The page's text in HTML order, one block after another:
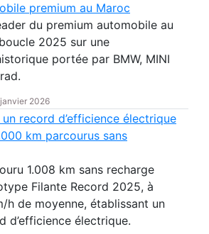
premium au Maroc
du premium automobile au
2025 sur une
portée par BMW, MINI
2026
record d’efficience électrique
km parcourus sans
1.008 km sans recharge
Filante Record 2025, à
h de moyenne, établissant un
d’efficience électrique.